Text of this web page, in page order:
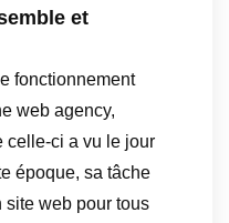
et
fonctionnement
web agency,
celle-ci a vu le jour
époque, sa tâche
site web pour tous